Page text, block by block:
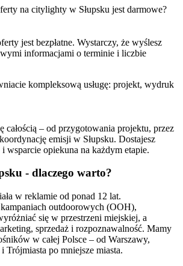
na citylighty w Słupsku jest darmowe?
jest bezpłatne. Wystarczy, że wyślesz
informacjami o terminie i liczbie
kompleksową usługę: projekt, wydruk
całością – od przygotowania projektu, przez
emisji w Słupsku. Dostajesz
i wsparcie opiekuna na każdym etapie.
- dlaczego warto?
w reklamie od ponad 12 lat.
outdoorowych (OOH),
się w przestrzeni miejskiej, a
sprzedaż i rozpoznawalność. Mamy
w całej Polsce – od Warszawy,
Trójmiasta po mniejsze miasta.